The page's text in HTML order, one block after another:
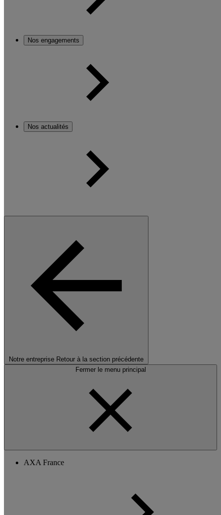
Nos engagements
Nos actualités
Notre entreprise Retour à la section précédente
Fermer le menu principal
AXA France